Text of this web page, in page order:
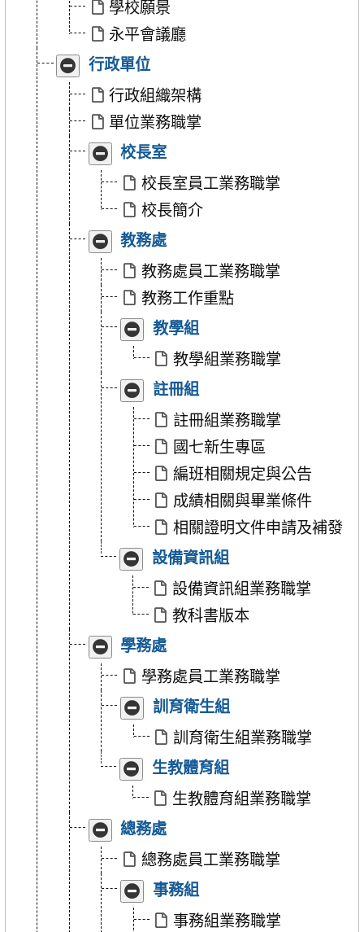
學校願景
永平會議廳
收
合
「行
單
位」
展
開
「行
單
位」
行政單位
行政組織架構
單位業務職掌
收
合
「校
室」
展
開
「校
室」
校長室
校長室員工業務職掌
校長簡介
收
合
「教
處」
展
開
「教
處」
教務處
教務處員工業務職掌
教務工作重點
收
合
「教
學
組」
展
開
「教
學
組」
教學組
教學組業務職掌
收
合
「註
組」
展
開
「註
組」
註冊組
註冊組業務職掌
國七新生專區
編班相關規定與公告
成績相關與畢業條件
相關證明文件申請及補發
收
合
「設
資
訊
組」
展
開
「設
資
訊
組」
設備資訊組
設備資訊組業務職掌
教科書版本
收
合
「學
務
處」
展
開
「學
務
處」
學務處
學務處員工業務職掌
收
合
「訓
育
衛
生
組」
展
開
「訓
育
衛
生
組」
訓育衛生組
訓育衛生組業務職掌
收
合
「生
體
組」
展
開
「生
體
組」
生教體育組
生教體育組業務職掌
收
合
「總
務
處」
展
開
「總
務
處」
總務處
總務處員工業務職掌
收
合
「事
展
開
「事
事務組
事務組業務職掌